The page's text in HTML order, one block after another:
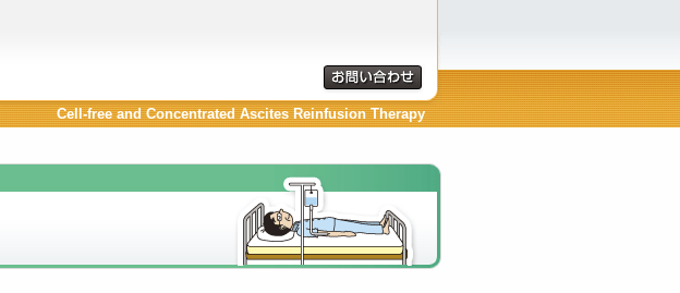
Cell-free and Concentrated Ascites Reinfusion Therapy